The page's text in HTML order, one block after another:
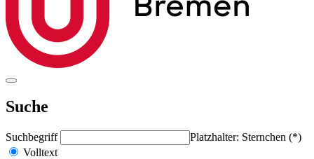
Suche
Suchbegriff
Platzhalter: Sternchen (*)
Volltext